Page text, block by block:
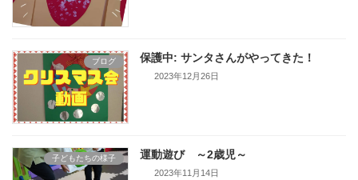
ブログ 保護中: サンタさんがやってきた！
2023年12月26日
子どもたちの様子 運動遊び ～2歳児～
2023年11月14日